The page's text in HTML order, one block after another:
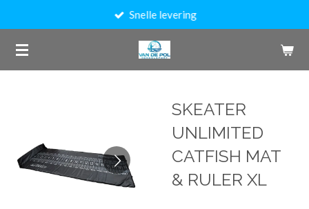
naar
de
Snelle levering
SKEATER
UNLIMITED
CATFISH MAT
& RULER XL